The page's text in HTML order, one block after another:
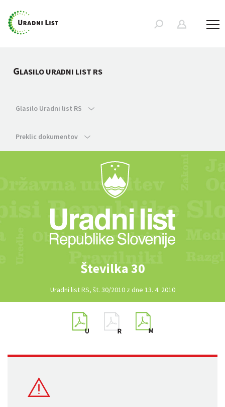
GLASILO URADNI LIST RS
Glasilo Uradni list RS
Preklic dokumentov
Številka 30
Uradni list RS, št. 30/2010 z dne 13. 4. 2010